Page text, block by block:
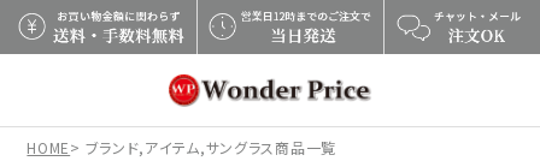
×
HOME ブランド,アイテム,サングラス商品一覧